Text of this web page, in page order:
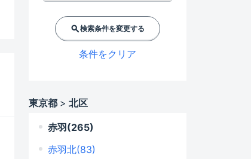
検索条件を変更する
条件をクリア
東京都 北区
赤羽(265)
赤羽北(83)